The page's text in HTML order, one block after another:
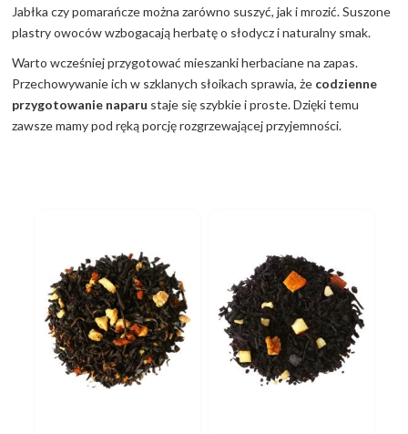
Jabłka czy pomarańcze można zarówno suszyć, jak i mrozić. Suszone
plastry owoców wzbogacają herbatę o słodycz i naturalny smak.
Warto wcześniej przygotować mieszanki herbaciane na zapas.
Przechowywanie ich w szklanych słoikach sprawia, że codzienne
przygotowanie naparu staje się szybkie i proste. Dzięki temu
zawsze mamy pod ręką porcję rozgrzewającej przyjemności.